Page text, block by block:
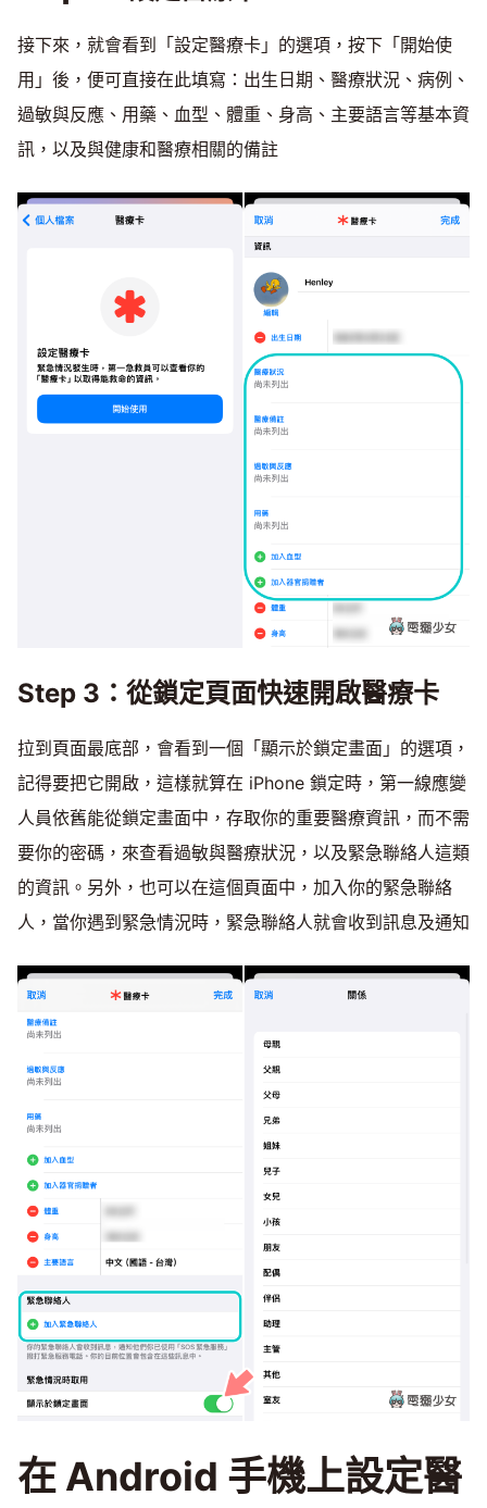
接下來，就會看到「設定醫療卡」的選項，按下「開始使
用」後，便可直接在此填寫：出生日期、醫療狀況、病例、
過敏與反應、用藥、血型、體重、身高、主要語言等基本資
訊，以及與健康和醫療相關的備註
Step 3：從鎖定頁面快速開啟醫療卡
拉到頁面最底部，會看到一個「顯示於鎖定畫面」的選項，
記得要把它開啟，這樣就算在 iPhone 鎖定時，第一線應變
人員依舊能從鎖定畫面中，存取你的重要醫療資訊，而不需
要你的密碼，來查看過敏與醫療狀況，以及緊急聯絡人這類
的資訊。另外，也可以在這個頁面中，加入你的緊急聯絡
人，當你遇到緊急情況時，緊急聯絡人就會收到訊息及通知
在 Android 手機上設定醫